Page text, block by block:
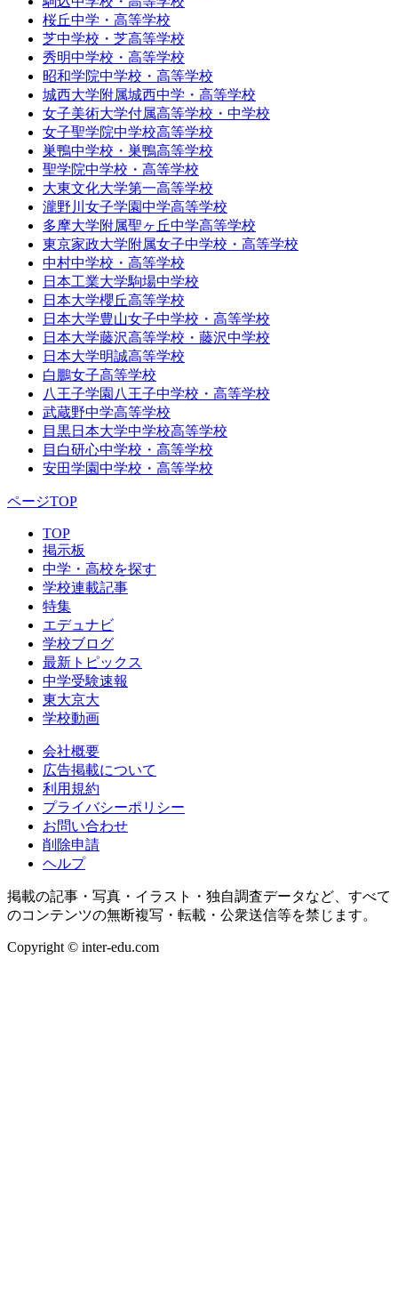
桜丘中学・高等学校
芝中学校・芝高等学校
秀明中学校・高等学校
昭和学院中学校・高等学校
城西大学附属城西中学・高等学校
女子美術大学付属高等学校・中学校
女子聖学院中学校高等学校
巣鴨中学校・巣鴨高等学校
聖学院中学校・高等学校
大東文化大学第一高等学校
瀧野川女子学園中学高等学校
多摩大学附属聖ヶ丘中学高等学校
東京家政大学附属女子中学校・高等学校
中村中学校・高等学校
日本工業大学駒場中学校
日本大学櫻丘高等学校
日本大学豊山女子中学校・高等学校
日本大学藤沢高等学校・藤沢中学校
日本大学明誠高等学校
白鵬女子高等学校
八王子学園八王子中学校・高等学校
武蔵野中学高等学校
目黒日本大学中学校高等学校
目白研心中学校・高等学校
安田学園中学校・高等学校
ページTOP
TOP
掲示板
中学・高校を探す
学校連載記事
特集
エデュナビ
学校ブログ
最新トピックス
中学受験速報
東大京大
学校動画
会社概要
広告掲載について
利用規約
プライバシーポリシー
お問い合わせ
削除申請
ヘルプ
掲載の記事・写真・イラスト・独自調査データなど、すべて
のコンテンツの無断複写・転載・公衆送信等を禁じます。
Copyright © inter-edu.com